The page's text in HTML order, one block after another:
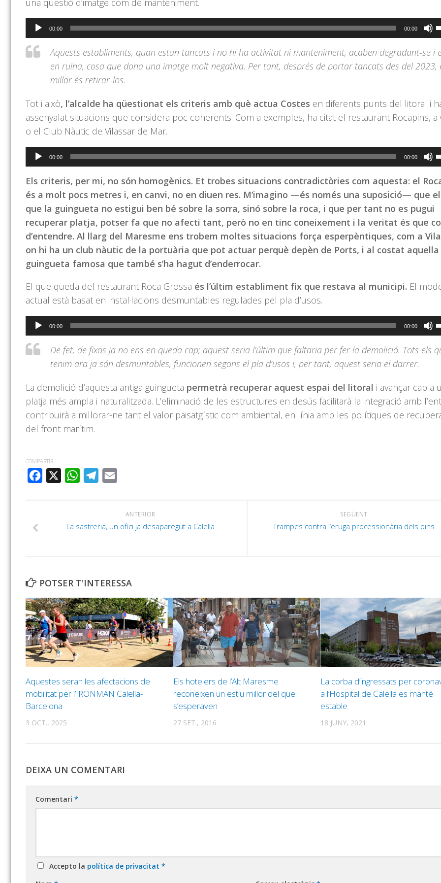
una qüestió d’imatge com de manteniment.
Reproductor
d'àudio
00:00 00:00
Aquests establiments, quan estan tancats i no hi ha activitat ni manteniment, acaben degradant-se i
en ruïna, cosa que dona una imatge molt negativa. Per tant, després de portar tancats des del 2023,
millor és retirar-los.
Tot i això, l’alcalde ha qüestionat els criteris amb què actua Costes en diferents punts del litoral i
assenyalat situacions que considera poc coherents. Com a exemples, ha citat el restaurant Rocapins, a
o el Club Nàutic de Vilassar de Mar.
Reproductor
d'àudio
00:00 00:00
Els criteris, per mi, no són homogènics. Et trobes situacions contradictòries com aquesta: el
és a molt pocs metres i, en canvi, no en diuen res. M’imagino —és només una suposició— que
que la guingueta no estigui ben bé sobre la sorra, sinó sobre la roca, i que per tant no es pugui
recuperar platja, potser fa que no afecti tant, però no en tinc coneixement i la veritat és que
d’entendre. Al llarg del Maresme ens trobem moltes situacions força esperpèntiques, com a
on hi ha un club nàutic de la portuària que pot actuar perquè depèn de Ports, i al costat aquella
guingueta famosa que també s’ha hagut d’enderrocar.
El que queda del restaurant Roca Grossa és l’últim establiment fix que restava al municipi. El
actual està basat en instal·lacions desmuntables regulades pel pla d’usos.
Reproductor
d'àudio
00:00 00:00
De fet, de fixos ja no ens en queda cap; aquest seria l’últim que faltaria per fer la demolició. Tots els
tenim ara ja són desmuntables, funcionen segons el pla d’usos i, per tant, aquest seria el darrer.
La demolició d’aquesta antiga guingueta permetrà recuperar aquest espai del litoral i avançar cap a
platja més ampla i naturalitzada. L’eliminació de les estructures en desús facilitarà la integració amb
contribuirà a millorar-ne tant el valor paisatgístic com ambiental, en línia amb les polítiques de
del front marítim.
COMPARTIR
FACEBOOK
WHATSAPPTELEGRAM
SEGÜENT
Trampes contra l’eruga processionària dels pins
ANTERIOR
La sastreria, un ofici ja desaparegut a Calella
POTSER T'INTERESSA
Aquestes seran les afectacions de
mobilitat per l’IRONMAN Calella-
Barcelona
3 OCT., 2025
Els hotelers de l’Alt Maresme
reconeixen un estiu millor del que
s’esperaven
27 SET., 2016
La corba d’ingressats per
a l’Hospital de Calella es manté
estable
18 JUNY, 2021
DEIXA UN COMENTARI
Comentari *
Accepto la política de privacitat *